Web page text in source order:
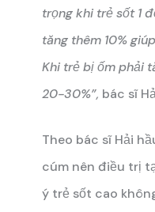
trọng khi trẻ sốt 1
tăng thêm 10%
Khi trẻ bị ốm phải
20-30%”, bác sĩ
Theo bác sĩ Hải
cúm nên điều trị
ý trẻ sốt cao